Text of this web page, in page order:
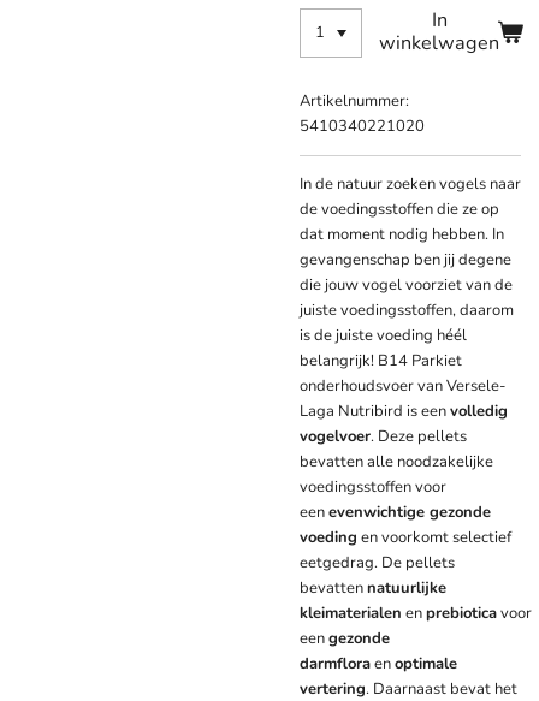
In
winkelwagen
Artikelnummer:
5410340221020
In de natuur zoeken vogels naar
de voedingsstoffen die ze op
dat moment nodig hebben. In
gevangenschap ben jij degene
die jouw vogel voorziet van de
juiste voedingsstoffen, daarom
is de juiste voeding héél
belangrijk! B14 Parkiet
onderhoudsvoer van Versele-
Laga Nutribird is eenvolledig
vogelvoer. Deze pellets
bevatten alle noodzakelijke
voedingsstoffen voor
eenevenwichtige gezonde
voeding en voorkomt selectief
eetgedrag. De pellets
bevattennatuurlijke
kleimaterialen enprebioticavoor
eengezonde
darmfloraenoptimale
vertering. Daarnaast bevat het